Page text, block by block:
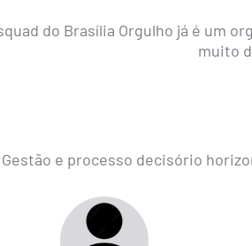
do Brasília Orgulho já é um
muito
Gestão e processo decisório